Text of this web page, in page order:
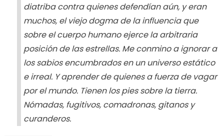
diatriba contra quienes defendían aún, y eran
muchos, el viejo dogma de la influencia que
sobre el cuerpo humano ejerce la arbitraria
posición de las estrellas. Me conmino a ignorar a
los sabios encumbrados en un universo estático
e irreal. Y aprender de quienes a fuerza de vagar
por el mundo. Tienen los pies sobre la tierra.
Nómadas, fugitivos, comadronas, gitanos y
curanderos.